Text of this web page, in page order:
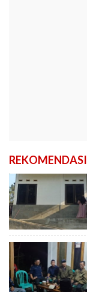
REKOMENDASI